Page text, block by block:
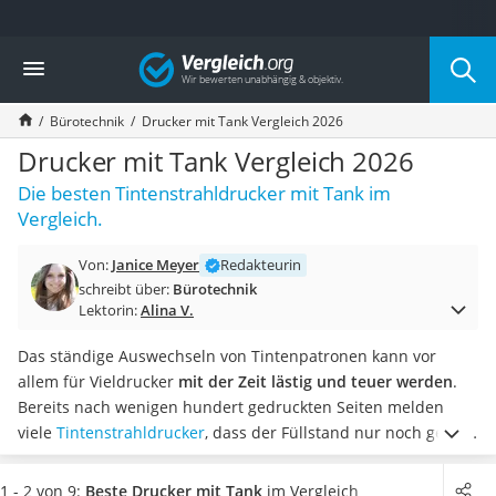
Die beliebtesten Vergleiche nach Kategorie
Wohnen
Matratzen-Topper
Matratzen
Konferenzlautsprecher
Tageslichtlampe
Badlüfter
Ergonomischer Bürostuhl
Außenleuchte mit Kamera
Ozongeneratoren
Konferenzmikrofon
Klappmatratze
Duschkopf mit Kalkfilter
Aktenvernichter Sicherheitsstufe 4
Bettgitter
Spannbettlaken
Vergleich
Bürotechnik Drucker mit Tank Vergleich 2026
Drucker mit Tank Vergleich 2026
Die besten Tintenstrahldrucker mit Tank im
Vergleich.
Von: Janice Meyer
Redakteurin
schreibt über: Bürotechnik
Lektorin:Alina V.
Das ständige Auswechseln von Tintenpatronen kann vor
allem für Vieldrucker mit der Zeit lästig und teuer werden.
Bereits nach wenigen hundert gedruckten Seiten melden
viele Tintenstrahldrucker, dass der Füllstand nur noch gering
ist. Elektronik-Tests im Internet raten deshalb ab einem
jährlichen Druckvolumen von rund 2.500 Seiten zu
1 - 2 von 9: Beste Drucker mit Tank im Vergleich